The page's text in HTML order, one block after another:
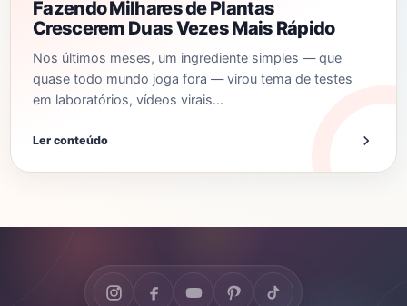
Fazendo Milhares de Plantas
Crescerem Duas Vezes Mais Rápido
Nos últimos meses, um ingrediente simples — que
quase todo mundo joga fora — virou tema de testes
em laboratórios, vídeos virais…
Ler conteúdo